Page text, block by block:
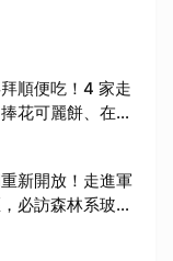
順便吃！4 家走
花可麗餅、在地
收
新開放！走進軍
必訪森林系玻璃